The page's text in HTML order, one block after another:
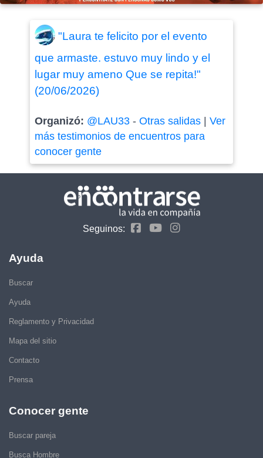
"Laura te felicito por el evento
que armaste. estuvo muy lindo y el
lugar muy ameno Que se repita!"
(20/06/2026)
Organizó: @LAU33- Otras salidas| Ver
más testimonios de encuentros para
conocer gente
Seguinos:
Ayuda
Buscar
Ayuda
Reglamento y Privacidad
Mapa del sitio
Contacto
Prensa
Conocer gente
Buscar pareja
Busca Hombre